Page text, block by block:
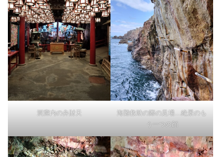
洞窟内の弁財天
海難救助の際の足場…絶景のも
う一つの顔